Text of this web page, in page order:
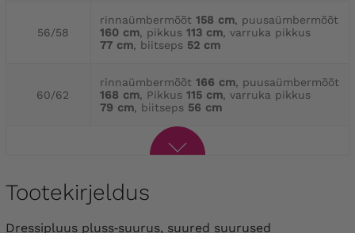
56/58
rinnaümbermõõt 158 cm, puusaümbermõõt
160 cm, pikkus 113 cm, varruka pikkus
77 cm, biitseps 52 cm
60/62
rinnaümbermõõt 166 cm, puusaümbermõõt
168 cm, Pikkus 115 cm, varruka pikkus
79 cm, biitseps 56 cm
Tootekirjeldus
dressipluus pluss‑suurus, suured suurused